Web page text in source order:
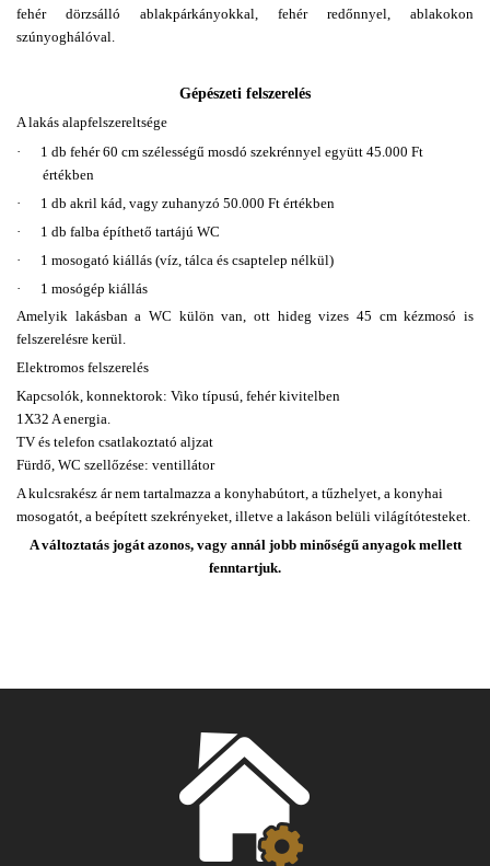
fehér dörzsálló ablakpárkányokkal, fehér redőnnyel, ablakokon
szúnyoghálóval.
Gépészeti felszerelés
A lakás alapfelszereltsége
·
1 db fehér 60 cm szélességű mosdó szekrénnyel együtt 45.000 Ft
értékben
·
1 db akril kád, vagy zuhanyzó 50.000 Ft értékben
·
1 db falba építhető tartájú WC
·
1 mosogató kiállás (víz, tálca és csaptelep nélkül)
·
1 mosógép kiállás
Amelyik lakásban a WC külön van, ott hideg vizes 45 cm kézmosó is
felszerelésre kerül.
Elektromos felszerelés
Kapcsolók, konnektorok: Viko típusú, fehér kivitelben
1X32 A energia.
TV és telefon csatlakoztató aljzat
Fürdő, WC szellőzése: ventillátor
A kulcsrakész ár nem tartalmazza a konyhabútort, a tűzhelyet, a konyhai
mosogatót, a beépített szekrényeket, illetve a lakáson belüli világítótesteket.
A változtatás jogát azonos, vagy annál jobb minőségű anyagok mellett
fenntartjuk.